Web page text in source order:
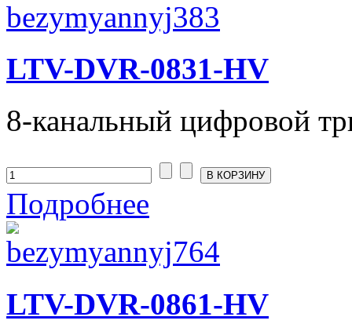
LTV-DVR-0831-HV
8-канальный цифровой
Подробнее
LTV-DVR-0861-HV